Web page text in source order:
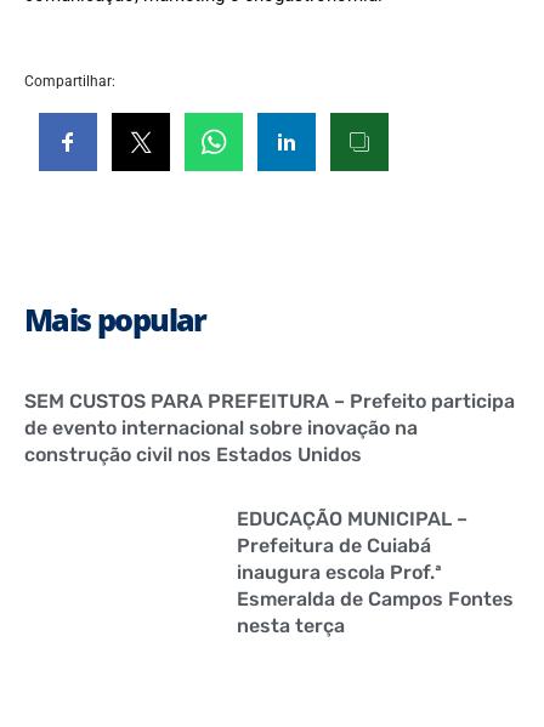
Compartilhar:
Mais popular
SEM CUSTOS PARA PREFEITURA – Prefeito participa
de evento internacional sobre inovação na
construção civil nos Estados Unidos
EDUCAÇÃO MUNICIPAL –
Prefeitura de Cuiabá
inaugura escola Prof.ª
Esmeralda de Campos Fontes
nesta terça